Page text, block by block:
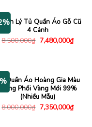
Lý Tủ Quần Áo Gỗ Cũ
4 Cánh
8,500,000₫ Giá
gốc
7,480,000₫Giá
hiện
Quần Áo Hoàng Gia Màu
Trắng Phối Vàng Mới 99%
(Nhiều Mẫu)
8,000,000₫ Giá
gốc
7,350,000₫Giá
hiện